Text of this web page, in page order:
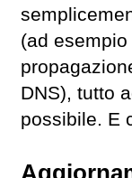
(ad
DNS), tutto
possibile. E